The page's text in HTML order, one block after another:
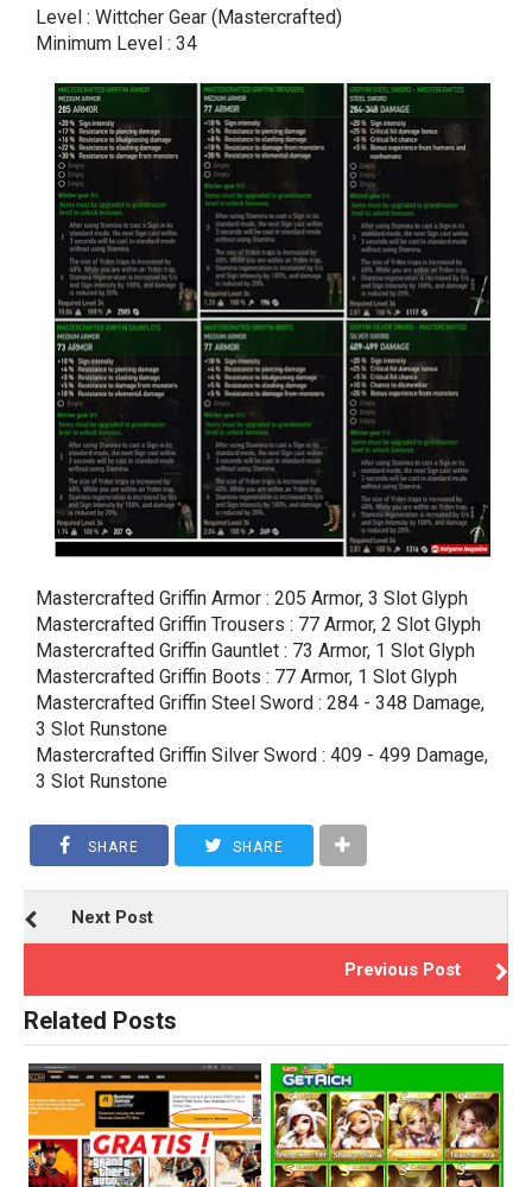
Level : Wittcher Gear (Mastercrafted)
Minimum Level : 34
Mastercrafted Griffin Armor : 205 Armor, 3 Slot Glyph
Mastercrafted Griffin Trousers : 77 Armor, 2 Slot Glyph
Mastercrafted Griffin Gauntlet : 73 Armor, 1 Slot Glyph
Mastercrafted Griffin Boots : 77 Armor, 1 Slot Glyph
Mastercrafted Griffin Steel Sword : 284 - 348 Damage,
3 Slot Runstone
Mastercrafted Griffin Silver Sword : 409 - 499 Damage,
3 Slot Runstone
SHARE SHARE
Next Post
Previous Post
Related Posts